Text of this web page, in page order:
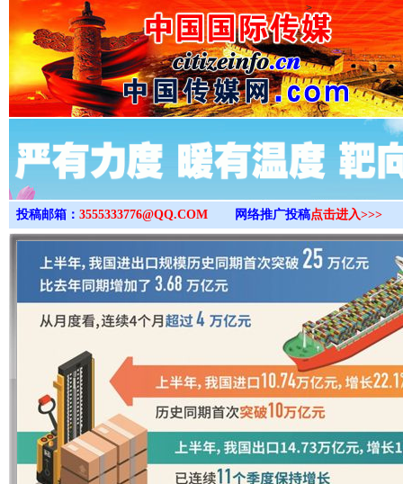
>
投稿邮箱： 3555333776@QQ.COM 网络推广投稿点击进入>>>
“后车司机肯定在骂我” 全民健